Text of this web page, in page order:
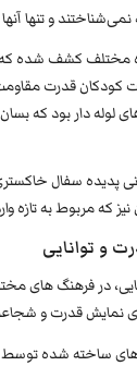
و تنها آنها
مختلف کشف شده
قدرت
لوله دار بود
پدیده سفال
که مربوط به تازه
و توانایی
در فرهنگ
نمایش قدرت و
ساخته شده